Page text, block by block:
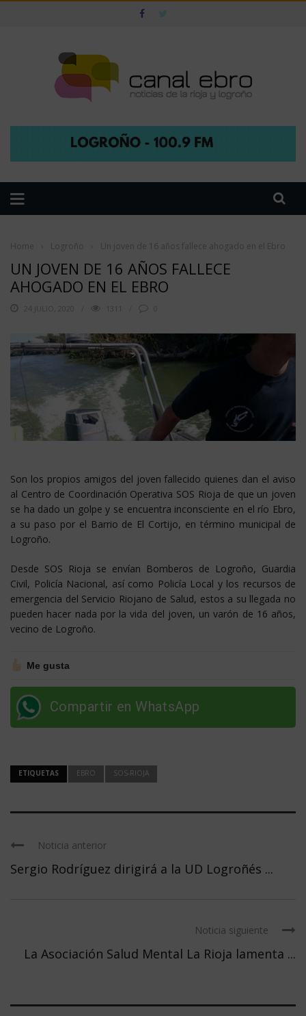
Home Logroño Un joven de 16 años fallece ahogado en el Ebro
UN JOVEN DE 16 AÑOS FALLECE
AHOGADO EN EL EBRO
24 JULIO, 2020 1311
Son los propios amigos del joven fallecido quienes dan el aviso
al Centro de Coordinación Operativa SOS Rioja de que un joven
se ha dado un golpe y se encuentra inconsciente en el río Ebro,
a su paso por el Barrio de El Cortijo, en término municipal de
Logroño.
Desde SOS Rioja se envían Bomberos de Logroño, Guardia
Civil, Policía Nacional, así como Policía Local y los recursos de
emergencia del Servicio Riojano de Salud, estos a su llegada no
pueden hacer nada por la vida del joven, un varón de 16 años,
vecino de Logroño.
Me gusta
Compartir en WhatsApp
ETIQUETAS EBRO SOS-RIOJA
Noticia anterior
Sergio Rodríguez dirigirá a la UD Logroñés ...
Noticia siguiente
La Asociación Salud Mental La Rioja lamenta ...